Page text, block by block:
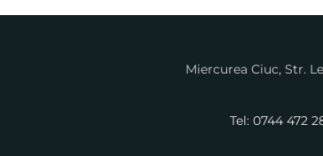
Miercurea Ciuc, Str.
Tel: 0744 472